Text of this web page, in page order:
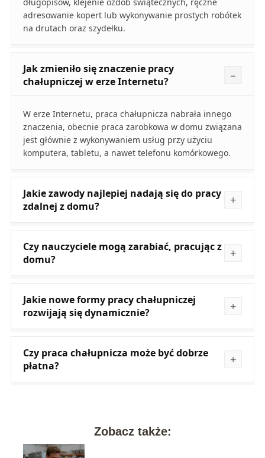
adresowanie kopert lub wykonywanie prostych robótek
na drutach oraz szydełku.
Jak zmieniło się znaczenie pracy
chałupniczej w erze Internetu?
W erze Internetu, praca chałupnicza nabrała innego
znaczenia, obecnie praca zarobkowa w domu związana
jest głównie z wykonywaniem usług przy użyciu
komputera, tabletu, a nawet telefonu komórkowego.
Jakie zawody najlepiej nadają się do pracy
zdalnej z domu?
Czy nauczyciele mogą zarabiać, pracując z
domu?
Jakie nowe formy pracy chałupniczej
rozwijają się dynamicznie?
Czy praca chałupnicza może być dobrze
płatna?
Zobacz także: